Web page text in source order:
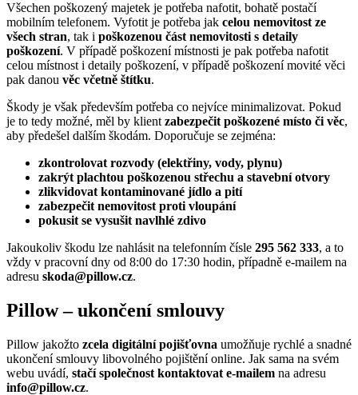
Všechen poškozený majetek je potřeba nafotit, bohatě postačí
mobilním telefonem. Vyfotit je potřeba jak celou nemovitost ze
všech stran, tak i poškozenou část nemovitosti s detaily
poškození. V případě poškození místnosti je pak potřeba nafotit
celou místnost i detaily poškození, v případě poškození movité věci
pak danou věc včetně štítku.
Škody je však především potřeba co nejvíce minimalizovat. Pokud
je to tedy možné, měl by klient zabezpečit poškozené místo či věc,
aby předešel dalším škodám. Doporučuje se zejména:
zkontrolovat rozvody (elektřiny, vody, plynu)
zakrýt plachtou poškozenou střechu a stavební otvory
zlikvidovat kontaminované jídlo a pití
zabezpečit nemovitost proti vloupání
pokusit se vysušit navlhlé zdivo
Jakoukoliv škodu lze nahlásit na telefonním čísle 295 562 333, a to
vždy v pracovní dny od 8:00 do 17:30 hodin, případně e-mailem na
adresu skoda@pillow.cz.
Pillow – ukončení smlouvy
Pillow jakožto zcela digitální pojišťovna umožňuje rychlé a snadné
ukončení smlouvy libovolného pojištění online. Jak sama na svém
webu uvádí, stačí společnost kontaktovat e-mailem na adresu
info@pillow.cz.